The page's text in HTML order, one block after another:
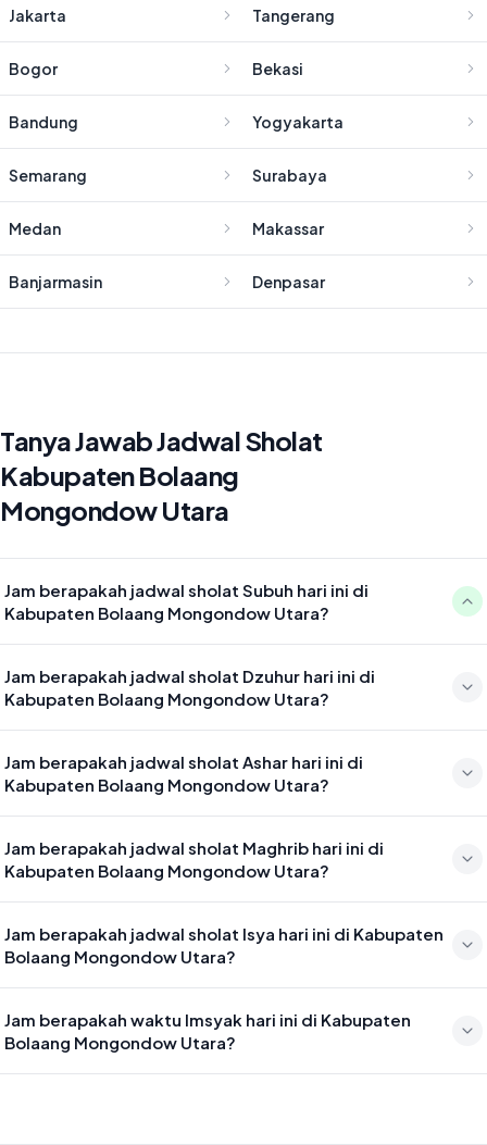
Jakarta Tangerang
Bogor Bekasi
Bandung Yogyakarta
Semarang Surabaya
Medan Makassar
Banjarmasin Denpasar
Tanya Jawab Jadwal Sholat
Kabupaten Bolaang
Mongondow Utara
Jam berapakah jadwal sholat Subuh hari ini di
Kabupaten Bolaang Mongondow Utara?
ini jatuh pada 04:31
Jam berapakah jadwal sholat Dzuhur hari ini di
Kabupaten Bolaang Mongondow Utara?
ini jatuh pada 11:56
Jam berapakah jadwal sholat Ashar hari ini di
Kabupaten Bolaang Mongondow Utara?
ini jatuh pada 15:16
Jam berapakah jadwal sholat Maghrib hari ini di
Kabupaten Bolaang Mongondow Utara?
hari ini jatuh pada 18:00
Jam berapakah jadwal sholat Isya hari ini di Kabupaten
Bolaang Mongondow Utara?
jatuh pada 19:11
Jam berapakah waktu Imsyak hari ini di Kabupaten
Bolaang Mongondow Utara?